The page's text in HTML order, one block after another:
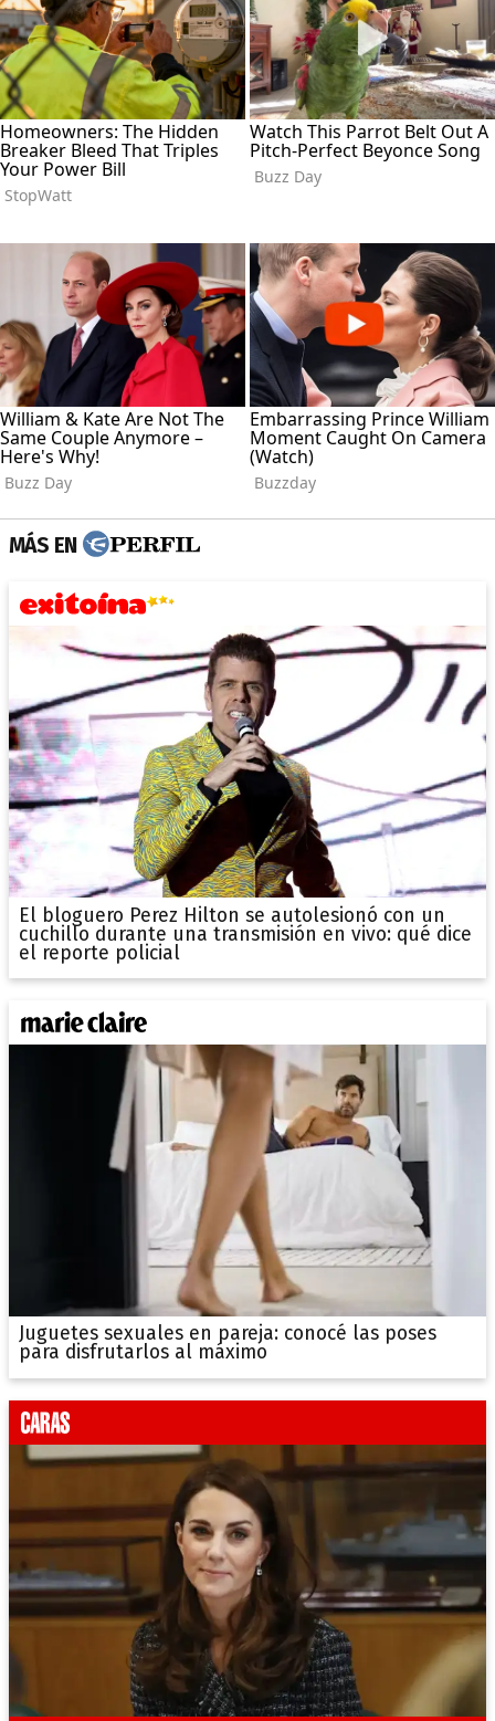
MÁS EN
El bloguero Perez Hilton se autolesionó con un
cuchillo durante una transmisión en vivo: qué dice
el reporte policial
Juguetes sexuales en pareja: conocé las poses
para disfrutarlos al máximo